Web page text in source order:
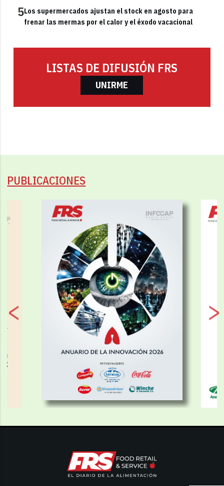
5Los supermercados ajustan el stock en agosto para
frenar las mermas por el calor y el éxodo vacacional
LISTAS DE DIFUSIÓN FRS
UNIRME
PUBLICACIONES